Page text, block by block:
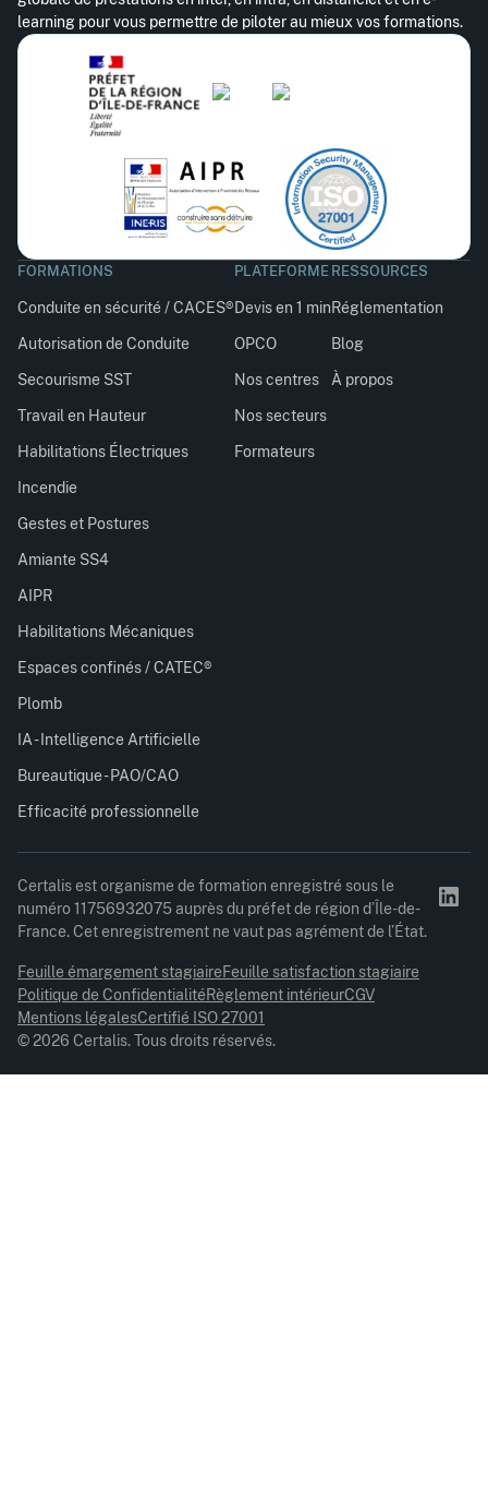
learning pour vous permettre de piloter au mieux vos formations.
FORMATIONS
Conduite en sécurité / CACES®
Autorisation de Conduite
Secourisme SST
Travail en Hauteur
Habilitations Électriques
Incendie
Gestes et Postures
Amiante SS4
AIPR
Habilitations Mécaniques
Espaces confinés / CATEC®
Plomb
IA - Intelligence Artificielle
Bureautique - PAO/CAO
Efficacité professionnelle
PLATEFORME
Devis en 1 min
OPCO
Nos centres
Nos secteurs
Formateurs
RESSOURCES
Réglementation
Blog
À propos
Certalis est organisme de formation enregistré sous le
numéro 11756932075 auprès du préfet de région d’Île-de-
France. Cet enregistrement ne vaut pas agrément de l’État.
© 2026 Certalis. Tous droits réservés.
Feuille émargement stagiaireFeuille satisfaction stagiaire
Politique de ConfidentialitéRèglement intérieurCGV
Mentions légalesCertifié ISO 27001